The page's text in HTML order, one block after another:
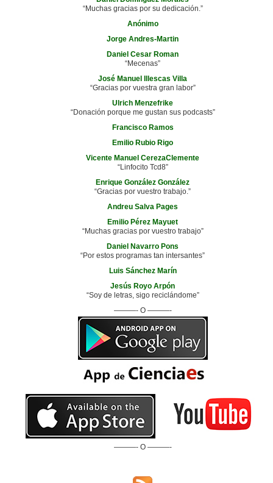
“Muchas gracias por su dedicación.”
Anónimo
Jorge Andres-Martin
Daniel Cesar Roman
“Mecenas”
José Manuel Illescas Villa
“Gracias por vuestra gran labor”
Ulrich Menzefrike
“Donación porque me gustan sus podcasts”
Francisco Ramos
Emilio Rubio Rigo
Vicente Manuel CerezaClemente
“Linfocito Tcd8”
Enrique González González
“Gracias por vuestro trabajo.”
Andreu Salva Pages
Emilio Pérez Mayuet
“Muchas gracias por vuestro trabajo”
Daniel Navarro Pons
“Por estos programas tan intersantes”
Luis Sánchez Marín
Jesús Royo Arpón
“Soy de letras, sigo reciclándome”
———- O ———-
———- O ———-